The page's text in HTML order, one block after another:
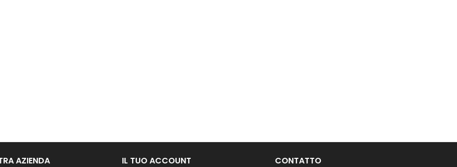
AZIENDA IL TUO ACCOUNT CONTATTO